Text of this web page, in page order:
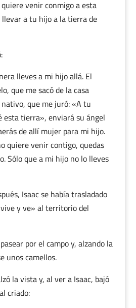
venir conmigo a esta
a tu hijo a la tierra de
lleves a mi hijo allá. El
que me sacó de la casa
que me juró: «A tu
esta tierra», enviará su ángel
de allí mujer para mi hijo.
quiere venir contigo, quedas
Sólo que a mi hijo no lo lleves
Isaac se había trasladado
y ve» al territorio del
por el campo y, alzando la
unos camellos.
la vista y, al ver a Isaac, bajó
criado: